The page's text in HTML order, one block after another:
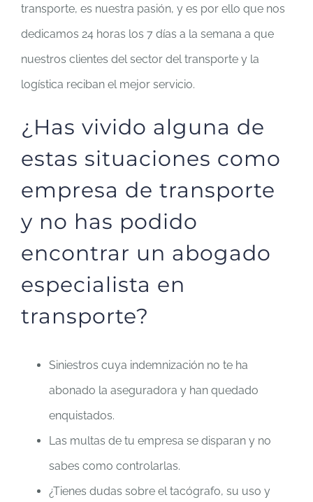
transporte, es nuestra pasión, y es por ello que nos
dedicamos 24 horas los 7 días a la semana a que
nuestros clientes del sector del transporte y la
logística reciban el mejor servicio.
¿Has vivido alguna de
estas situaciones como
empresa de transporte
y no has podido
encontrar un abogado
especialista en
transporte?
Siniestros cuya indemnización no te ha
abonado la aseguradora y han quedado
enquistados.
Las multas de tu empresa se disparan y no
sabes como controlarlas.
¿Tienes dudas sobre el tacógrafo, su uso y